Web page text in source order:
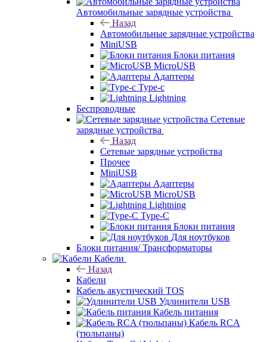
Автомобильные зарядные устройства
Назад
Автомобильные зарядные устройства
MiniUSB
Блоки питания
MicroUSB
Адаптеры
Type-c
Lightning
Беспроводные
Сетевые
зарядные устройства
Назад
Сетевые зарядные устройства
Прочее
MiniUSB
Адаптеры
MicroUSB
Lightning
Type-C
Блоки питания
Для ноутбуков
Блоки питания/ Трансформаторы
Кабели
Назад
Кабели
Кабель акустический TOS
Удлинители USB
Кабель питания
Кабель RCA
(тюльпаны)